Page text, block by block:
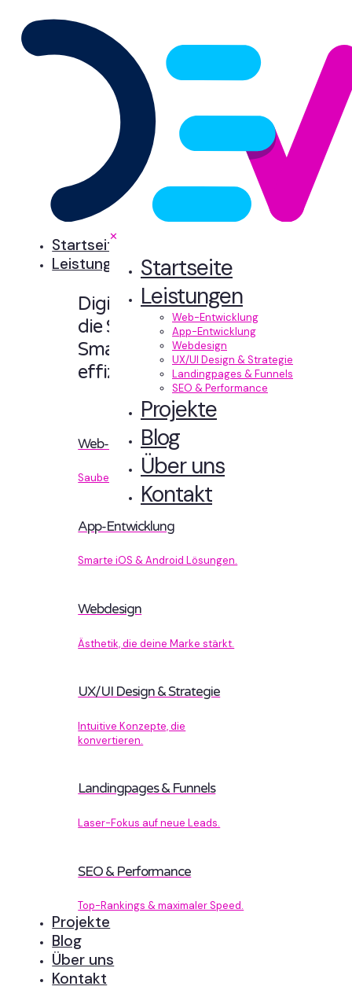
✕
Startseite
Leistungen
Web-Entwicklung
App-Entwicklung
Webdesign
UX/UI Design & Strategie
Landingpages & Funnels
SEO & Performance
Projekte
Blog
Über uns
Kontakt
Startseite
Leistungen
Digitale Erlebnisse,
die Sinn machen.
Smart designt und
effizient entwickelt.
Web-Entwicklung
Sauberer Code, der performt.
App-Entwicklung
Smarte iOS & Android Lösungen.
Webdesign
Ästhetik, die deine Marke stärkt.
UX/UI Design & Strategie
Intuitive Konzepte, die
konvertieren.
Landingpages & Funnels
Laser-Fokus auf neue Leads.
SEO & Performance
Top-Rankings & maximaler Speed.
Projekte
Blog
Über uns
Kontakt